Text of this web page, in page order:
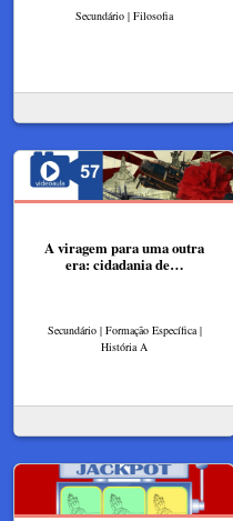
Secundário | Filosofia
A viragem para uma outra
era: cidadania de…
Secundário | Formação Específica |
História A